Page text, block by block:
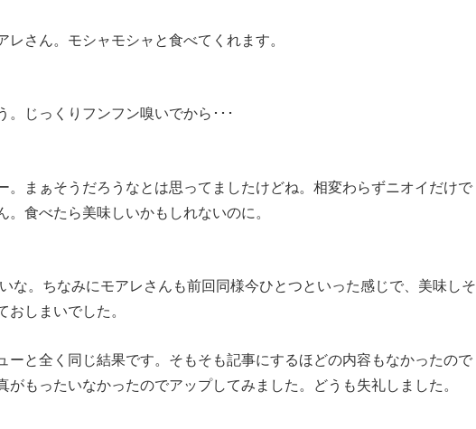
さん。モシャモシャと食べてくれます。
。じっくりフンフン嗅いでから･･･
。まぁそうだろうなとは思ってましたけどね。相変わらずニオイだけで
食べたら美味しいかもしれないのに。
な。ちなみにモアレさんも前回同様今ひとつといった感じで、美味しそ
しまいでした。
ーと全く同じ結果です。そもそも記事にするほどの内容もなかったので
もったいなかったのでアップしてみました。どうも失礼しました。